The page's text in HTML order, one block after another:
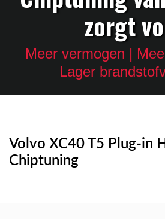
zorgt
Meer vermogen |
Lager
Volvo XC40 T5 Plug-in
Chiptuning